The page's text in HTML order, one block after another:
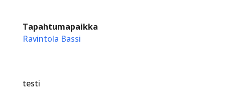
Tapahtumapaikka
Ravintola Bassi
testi